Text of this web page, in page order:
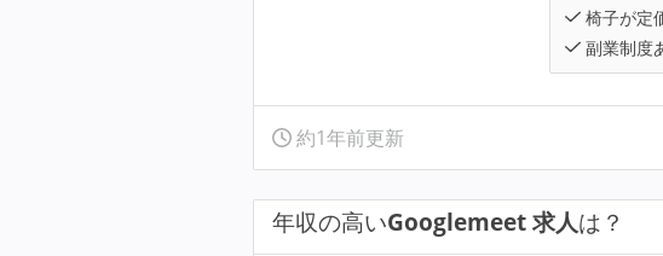
椅子が定
副業制度
約1年前更新
年収の高いGooglemeet 求人は？